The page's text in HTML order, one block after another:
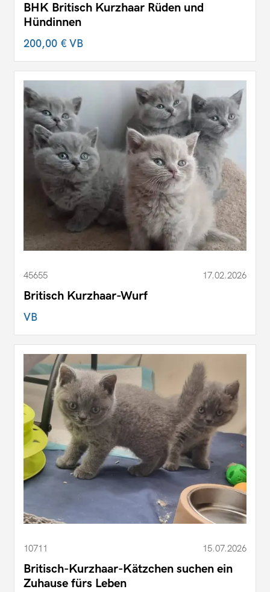
BHK Britisch Kurzhaar Rüden und
Hündinnen
200,00 €VB
45655 17.02.2026
Britisch Kurzhaar-Wurf
VB
10711 15.07.2026
Britisch-Kurzhaar-Kätzchen suchen ein
Zuhause fürs Leben